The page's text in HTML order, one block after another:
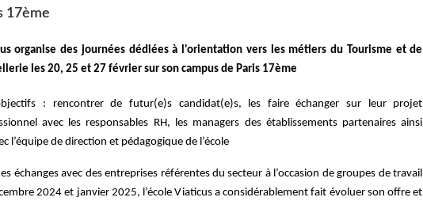
17ème
organise des journées dédiées à l'orientation vers les métiers du Tourisme et de
les 20, 25 et 27 février sur son campus de Paris 17ème
: rencontrer de futur(e)s candidat(e)s, les faire échanger sur leur projet
avec les responsables RH, les managers des établissements partenaires ainsi
l’équipe de direction et pédagogique de l’école
échanges avec des entreprises référentes du secteur à l’occasion de groupes de travail
2024 et janvier 2025, l’école Viaticus a considérablement fait évoluer son offre et